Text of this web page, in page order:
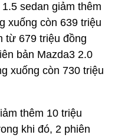
sedan giảm thêm
xuống còn 639 triệu
từ 679 triệu đồng
bản Mazda3 2.0
xuống còn 730 triệu
thêm 10 triệu
khi đó, 2 phiên